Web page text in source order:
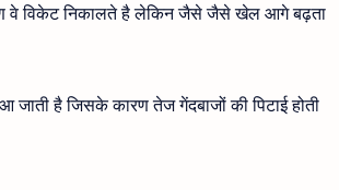
वे विकेट निकालते है लेकिन जैसे जैसे खेल आगे बढ़ता
जाती है जिसके कारण तेज गेंदबाजों की पिटाई होती